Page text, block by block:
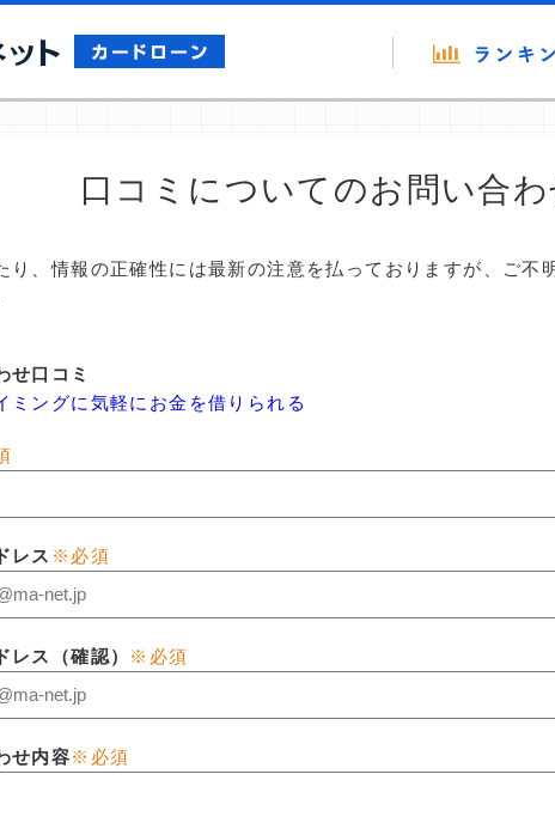
口コミについてのお問い合
り、情報の正確性には最新の注意を払っておりますが、ご不
せ口コミ
ミングに気軽にお金を借りられる
レス ※必須
レス（確認） ※必須
せ内容※必須